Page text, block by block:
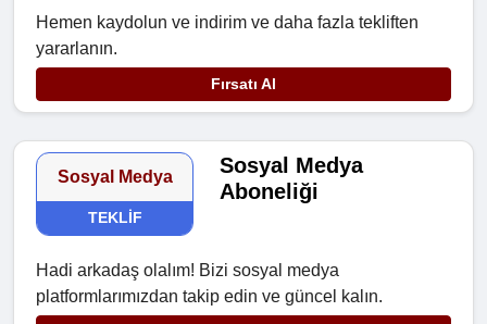
Hemen kaydolun ve indirim ve daha fazla tekliften
yararlanın.
Fırsatı Al
Sosyal Medya
TEKLIF
Sosyal Medya
Aboneliği
Hadi arkadaş olalım! Bizi sosyal medya
platformlarımızdan takip edin ve güncel kalın.